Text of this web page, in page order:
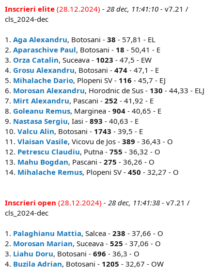
Inscrieri elite (28.12.2024) - 28 dec, 11:41:10 - v7.21 /
cls_2024-dec
1. Aga Alexandru, Botosani - 38 - 57,81 - EL
2. Aparaschive Paul, Botosani - 18 - 50,41 - E
3. Orza Catalin, Suceava - 1023 - 47,5 - EW
4. Grosu Alexandru, Botosani - 474 - 47,1 - E
5. Mihalache Dario, Plopeni SV - 116 - 45,7 - EJ
6. Morosan Alexandru, Horodnic de Sus - 130 - 44,33 - ELJ
7. Mirt Alexandru, Pascani - 252 - 41,92 - E
8. Goleanu Remus, Marginea - 904 - 40,65 - E
9. Nastasa Sergiu, Iasi - 893 - 40,63 - E
10. Valcu Alin, Botosani - 1743 - 39,5 - E
11. Vlaisan Vasile, Vicovu de Jos - 389 - 36,43 - O
12. Petrescu Claudiu, Putna - 755 - 36,32 - O
13. Mahu Bogdan, Pascani - 275 - 36,26 - O
14. Mihalache Remus, Plopeni SV - 450 - 32,27 - O
Inscrieri open (28.12.2024) - 28 dec, 11:41:38 - v7.21 /
cls_2024-dec
1. Palaghianu Mattia, Salcea - 238 - 37,66 - O
2. Morosan Marian, Suceava - 525 - 37,06 - O
3. Liahu Doru, Botosani - 696 - 36,3 - O
4. Buzila Adrian, Botosani - 1205 - 32,67 - OW